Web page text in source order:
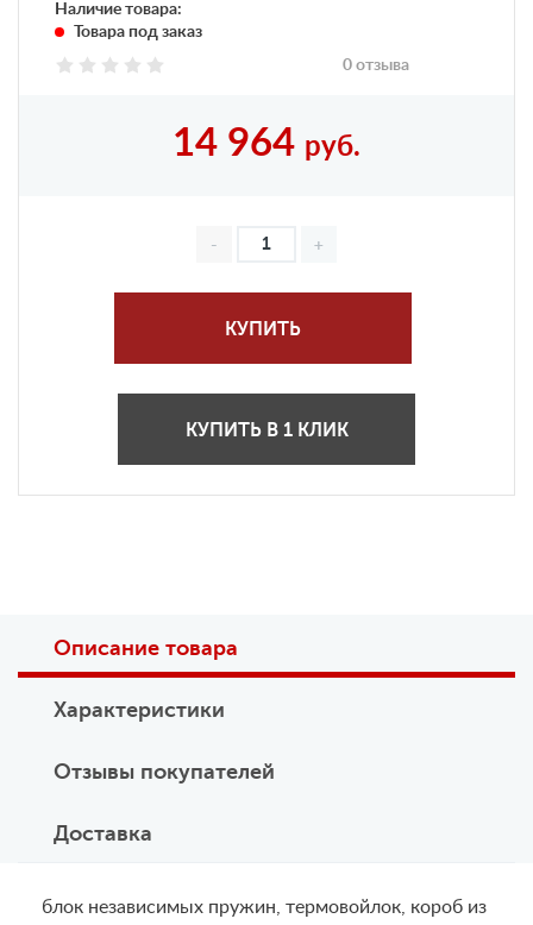
Наличие товара:
Товара под заказ
0 отзыва
14 964 руб.
КУПИТЬ
КУПИТЬ В 1 КЛИК
Описание товара
Характеристики
Отзывы покупателей
Доставка
блок независимых пружин, термовойлок, короб из